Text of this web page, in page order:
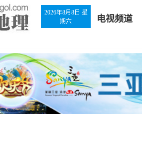
2026年8月8日 星
期六
电视频道